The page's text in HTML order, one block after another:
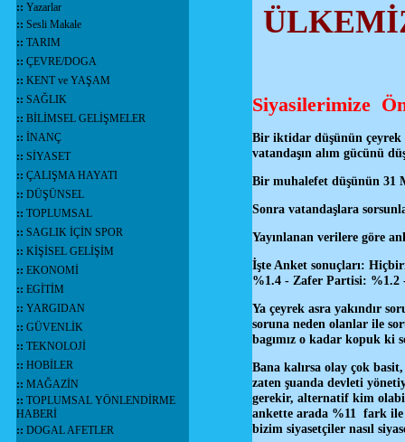
:: Yazarlar
:: Sesli Makale
:: TARIM
:: ÇEVRE/DOGA
:: KENT ve YAŞAM
:: SAĞLIK
:: BİLİMSEL GELİŞMELER
:: İNANÇ
:: SİYASET
:: ÇALIŞMA HAYATI
:: DÜŞÜNSEL
:: TOPLUMSAL
:: SAGLIK İÇİN SPOR
:: KİŞİSEL GELİŞİM
:: EKONOMİ
:: EGİTİM
:: YARGIDAN
:: GÜVENLİK
:: TEKNOLOJİ
:: HOBİLER
:: MAĞAZİN
:: TOPLUMSAL YÖNLENDİRME
HABERİ
:: DOGAL AFETLER
Siyasilerimize
Bir iktidar düşünün çeyrek
vatandaşın alım gücünü
Bir muhalefet düşünün 31
Sonra vatandaşlara
Yayınlanan verilere göre
İşte Anket sonuçları:
%1.4 - Zafer Partisi: %1.2
Ya çeyrek asra yakındır
soruna neden olanlar ile
bagımız o kadar kopuk ki
Bana kalırsa olay çok
zaten şuanda devleti
gerekir, alternatif kim
ankette arada %11 fark ile
bizim siyasetçiler nasıl